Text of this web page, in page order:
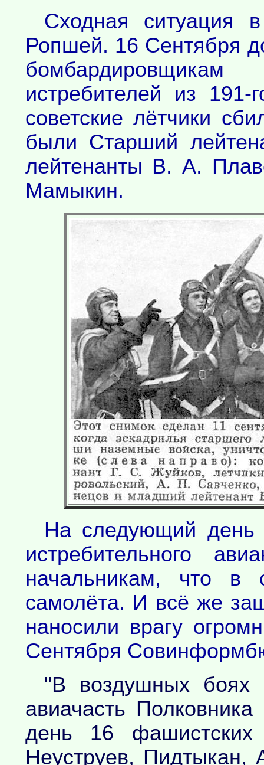
Сходная ситуация
Ропшей. 16 Сентября
истребителей из
советские лётчики
были Старший
лейтенанты В. А.
Мамыкин.
На следующий день
истребительного
начальникам, что в
самолёта. И всё же
наносили врагу
Сентября
"В воздушных боях
авиачасть
день 16 фашистских
Неуструев, Пидтыкан,